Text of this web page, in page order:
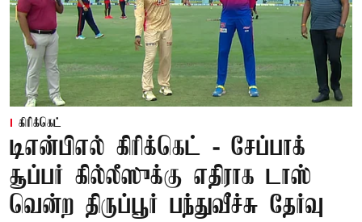
கிரிக்கெட்
டிஎன்பிஎல் கிரிக்கெட் - சேப்பாக்
சூப்பர் கில்லீஸுக்கு எதிராக டாஸ்
வென்ற திருப்பூர் பந்துவீச்சு தேர்வு